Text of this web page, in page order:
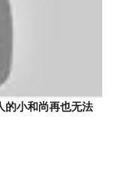
的小和尚再也无法